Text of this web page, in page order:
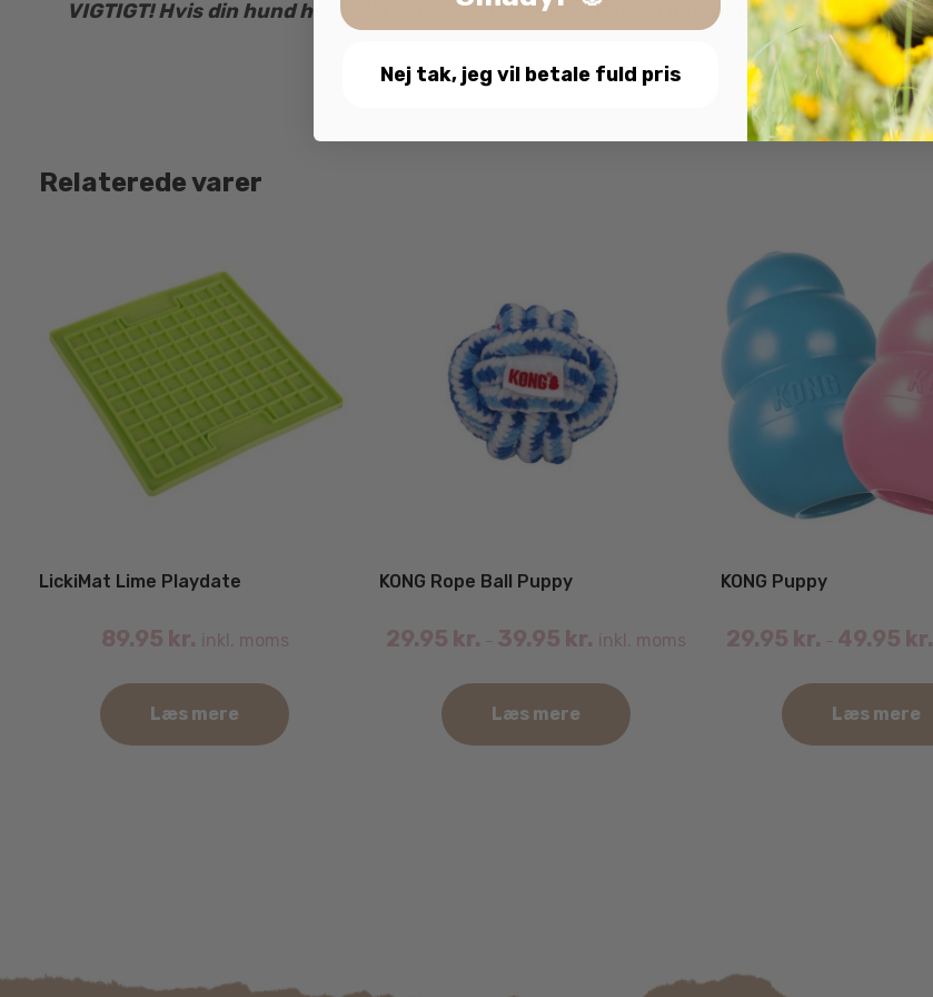
VIGTIGT!Hvis din hund har bidt i varen, vil dette ikke dække din reklamationsret.
Relaterede varer
LickiMat Lime Playdate
89.95 kr. inkl. moms
Læs mere
KONG Rope Ball Puppy
29.95 kr. – 39.95 kr. inkl. moms
Læs mere
KONG Puppy
29.95 kr. – 49.95 kr.
Læs mere
vælges
Nej tak, jeg vil betale fuld pris